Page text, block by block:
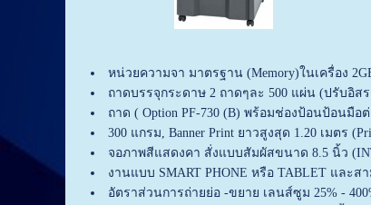
หน่วยความจา มาตรฐาน (Memory)ในเครื่อง
ถาดบรรจุกระดาษ 2 ถาดๆละ 500 แผ่น (ปรับอิส
ถาด ( Option PF-730 (B) พร้อมช่องป้อนป้อนมื
300 แกรม, Banner Print ยาวสูงสุด 1.20 เมตร
จอภาพสีแสดงคา สั่งแบบสัมผัสขนาด 8.5 นิ้ว
งานแบบ SMART PHONE หรือ TABLET และ
อัตราส่วนการถ่ายย่อ -ขยาย เลนส์ซูม 25% -